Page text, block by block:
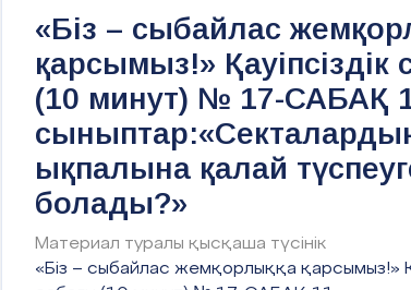
Қауіпсіздік міндеті : Негізгі
1) діни
2)
3) елін,
білуге
«Біз – сыбайлас
қарсымыз!» Қауіпсіздік
(10 минут) № 17-САБАҚ
ықпалына қалай
болады?»
Материал туралы қысқаша түсінік
«Біз – сыбайлас жемқорлыққа қарсымыз!»